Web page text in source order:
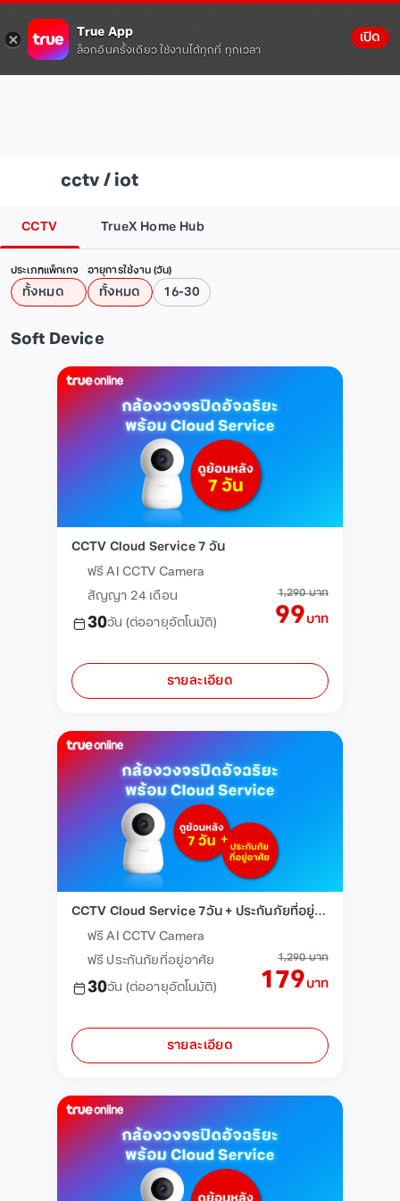
True App
ล็อกอินครั้งเดียว ใช้งานได้ทุกที่ ทุกเวลา
เปิด
cctv / iot
CCTV TrueX Home Hub
ประเภทแพ็กเกจ
ทั้งหมด
อายุการใช้งาน (วัน)
ทั้งหมด 16-30
Soft Device
CCTV Cloud Service 7 วัน
ฟรี AI CCTV Camera
สัญญา 24 เดือน
30วัน (ต่ออายุอัตโนมัติ)
1,290 บาท
99 บาท
รายละเอียด
CCTV Cloud Service 7วัน + ประกันภัยที่อยู่อาศัย
ฟรี AI CCTV Camera
ฟรี ประกันภัยที่อยู่อาศัย
30วัน (ต่ออายุอัตโนมัติ)
1,290 บาท
179 บาท
รายละเอียด